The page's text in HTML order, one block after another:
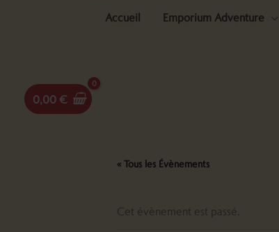
Accueil Emporium Adventure
0,00 €
« Tous les Évènements
Cet évènement est passé.